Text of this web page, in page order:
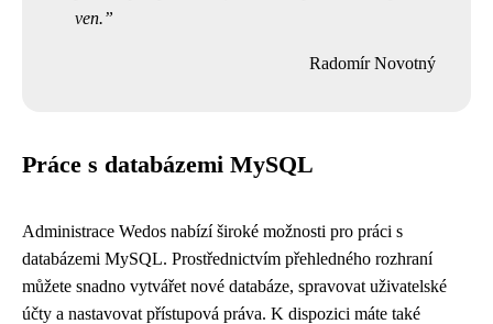
ven.
Radomír Novotný
Práce s databázemi MySQL
Administrace Wedos nabízí široké možnosti pro práci s
databázemi MySQL. Prostřednictvím přehledného rozhraní
můžete snadno vytvářet nové databáze, spravovat uživatelské
účty a nastavovat přístupová práva. K dispozici máte také